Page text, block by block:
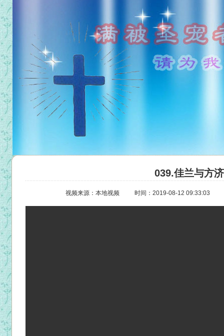
039.佳兰与方
视频来源：本地视频 时间：2019-08-12 09:33:03